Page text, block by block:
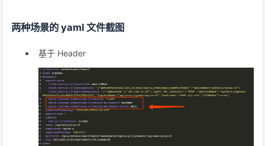
两种场景的 yaml 文件截图
基于 Header